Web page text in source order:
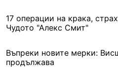
17 операции на крака,
Чудото "Алекс Смит"
Въпреки новите мерки:
продължава